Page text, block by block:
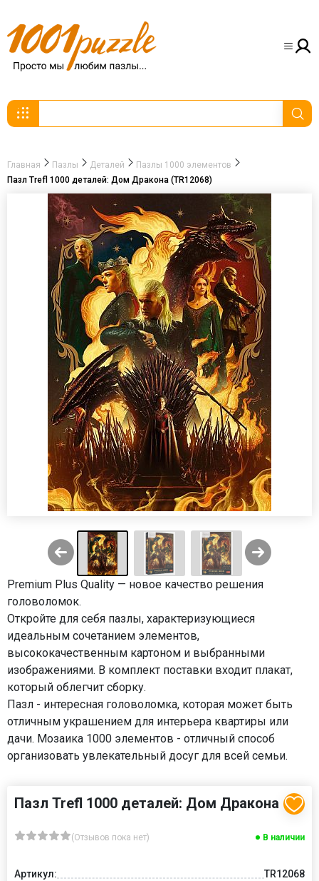
Главная Пазлы Деталей
Пазлы 1000 элементов
Пазл Trefl 1000 деталей: Дом Дракона (TR12068)
Premium Plus Quality — новое качество решения
головоломок.
Откройте для себя пазлы, характеризующиеся
идеальным сочетанием элементов,
высококачественным картоном и выбранными
изображениями. В комплект поставки входит плакат,
который облегчит сборку.
Пазл - интересная головоломка, которая может быть
отличным украшением для интерьера квартиры или
дачи. Мозаика 1000 элементов - отличный способ
организовать увлекательный досуг для всей семьи.
Пазл Trefl 1000 деталей: Дом Дракона
(Отзывов пока нет) В наличии
Артикул:
TR12068